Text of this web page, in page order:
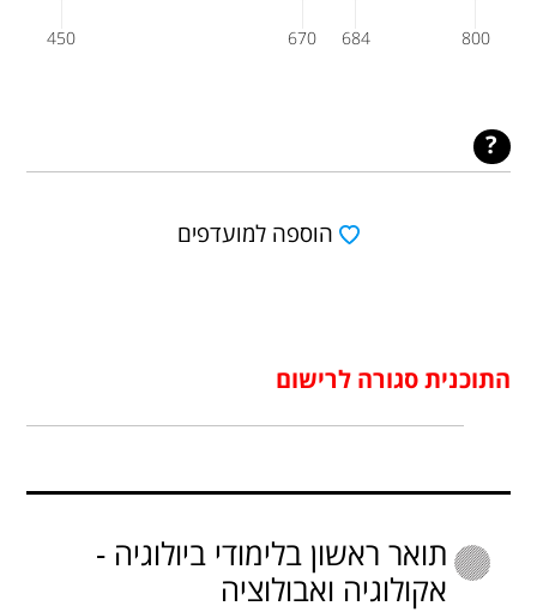
450 670 684 800
הוספה למועדפים
התוכנית סגורה לרישום
תואר ראשון בלימודי ביולוגיה -
אקולוגיה ואבולוציה